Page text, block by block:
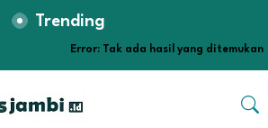
Trending
Error: Tak ada hasil yang ditemukan